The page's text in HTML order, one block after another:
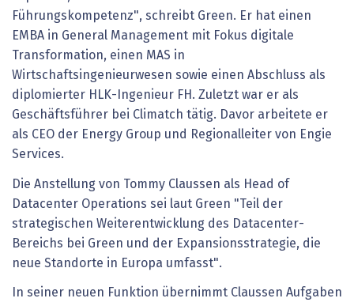
Führungskompetenz", schreibt Green. Er hat einen
EMBA in General Management mit Fokus digitale
Transformation, einen MAS in
Wirtschaftsingenieurwesen sowie einen Abschluss als
diplomierter HLK-Ingenieur FH. Zuletzt war er als
Geschäftsführer bei Climatch tätig. Davor arbeitete er
als CEO der Energy Group und Regionalleiter von Engie
Services.
Die Anstellung von Tommy Claussen als Head of
Datacenter Operations sei laut Green "Teil der
strategischen Weiterentwicklung des Datacenter-
Bereichs bei Green und der Expansionsstrategie, die
neue Standorte in Europa umfasst".
In seiner neuen Funktion übernimmt Claussen Aufgaben